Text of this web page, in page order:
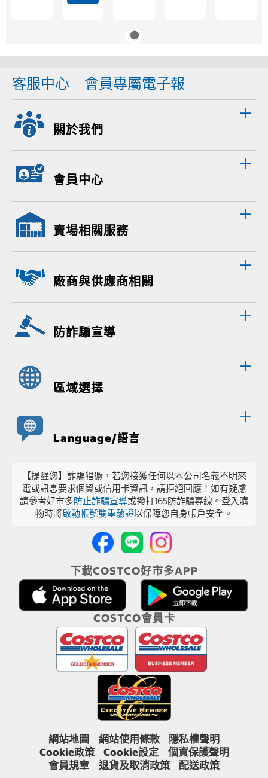
客服中心 會員專屬電子報
關於我們
會員中心
賣場相關服務
廠商與供應商相關
防詐騙宣導
區域選擇
Language/語言
【提醒您】詐騙猖獗，若您接獲任何以本公司名義不明來
電或訊息要求個資或信用卡資訊，請拒絕回應！如有疑慮
請參考好市多防止詐騙宣導或撥打165防詐騙專線。登入購
物時將啟動帳號雙重驗證以保障您自身帳戶安全。
下載COSTCO好市多APP
COSTCO會員卡
網站地圖 網站使用條款
隱私權聲明
Cookie政策
Cookie設定
個資保護聲明
會員規章
退貨及取消政策 配送政策